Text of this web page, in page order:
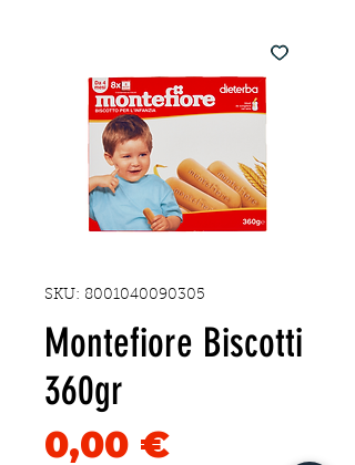
SKU: 8001040090305
Montefiore Biscotti
360gr
0,00 €Precio